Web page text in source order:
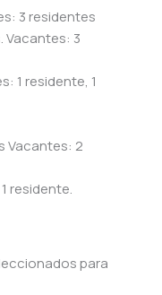
3 residentes
Vacantes: 3
1 residente, 1
Vacantes: 2
residente.
para